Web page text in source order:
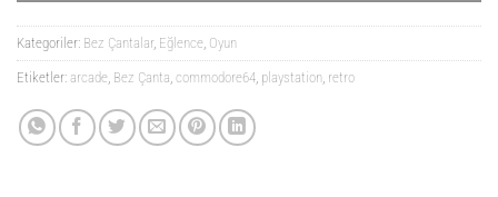
Kategoriler: Bez Çantalar, Eğlence, Oyun
Etiketler: arcade, Bez Çanta, commodore64, playstation, retro